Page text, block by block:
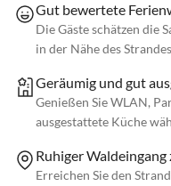
Gut bewertete
Die Gäste schätzen die
in der Nähe des
Geräumig und gut
Genießen Sie WLAN,
ausgestattete Küche
Ruhiger Waldeingang
Erreichen Sie den